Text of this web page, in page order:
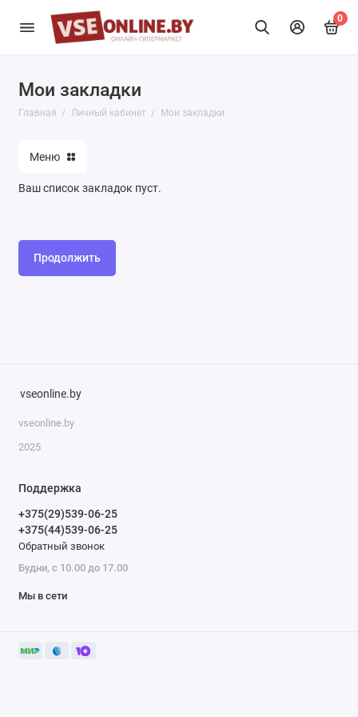
0
Мои закладки
Главная Личный кабинет Мои закладки
Меню
Ваш список закладок пуст.
Продолжить
vseonline.by
vseonline.by
2025
Поддержка
+375(29)539-06-25
+375(44)539-06-25
Обратный звонок
Будни, с 10.00 до 17.00
Мы в сети